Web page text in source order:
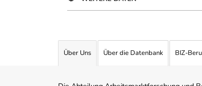
Über Uns Über die Datenbank BIZ-